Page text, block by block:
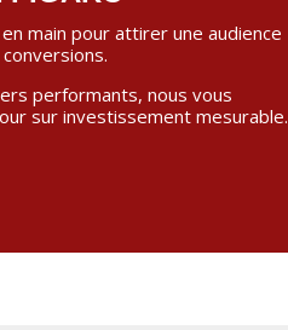
main pour attirer une audience
performants, nous vous
sur investissement mesurable.